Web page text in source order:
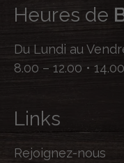
Heures de
Du Lundi au
8.00 – 12.00 •
Links
Rejoignez-nous